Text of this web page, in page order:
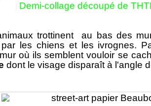
Demi-collage découpé de
trottinent au bas des
les chiens et les ivrognes.
où ils semblent vouloir se
dont le visage disparaît à l'angle